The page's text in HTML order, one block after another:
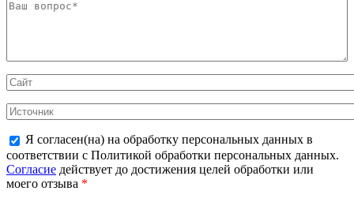
Я согласен(на) на обработку персональных данных в
соответствии с Политикой обработки персональных данных.
Согласие действует до достижения целей обработки или
моего отзыва *